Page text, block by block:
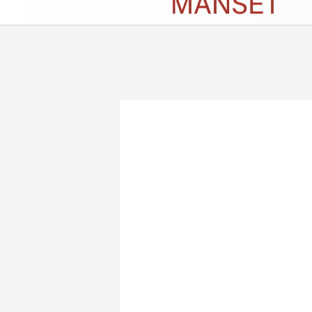
İletişim Çerez Politikası